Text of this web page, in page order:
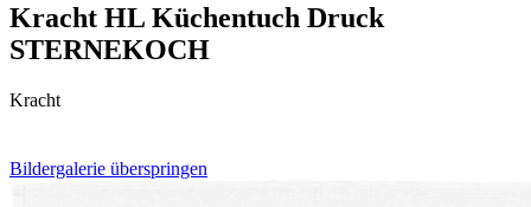
Kracht HL Küchentuch Druck
STERNEKOCH
Kracht
Bildergalerie überspringen